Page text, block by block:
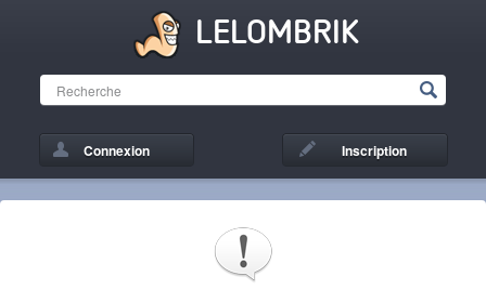
LELOMBRIK
Connexion Inscription